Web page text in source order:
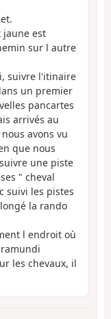
jaune est
sur l autre
suivre l'itinaire
un premier
pancartes
arrivés au
avons vu
que nous
une piste
" cheval
suivi les pistes
la rando
l endroit où
les chevaux, il